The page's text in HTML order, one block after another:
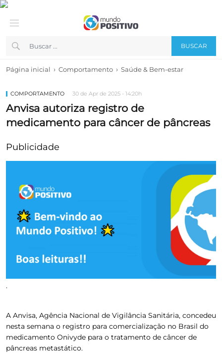
BUSCAR
Página inicial › Comportamento › Saúde & Bem-estar
COMPORTAMENTO 30 de Apr de 2025 - 14:20h
Anvisa autoriza registro de
medicamento para câncer de pâncreas
Publicidade
.
A Anvisa, Agência Nacional de Vigilância Sanitária, concedeu
nesta semana o registro para comercialização no Brasil do
medicamento Onivyde para o tratamento de câncer de
pâncreas metastático.